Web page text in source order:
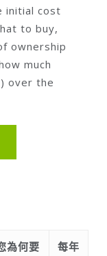
initial cost
to buy,
ownership
much
over the
為何要
每年